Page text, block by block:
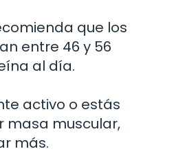
que los
entre 46 y 56
al día.
activo o estás
masa muscular,
más.